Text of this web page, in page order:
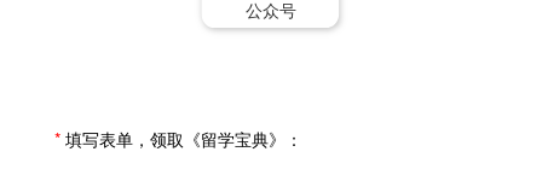
公众号
* 填写表单，领取《留学宝典》：